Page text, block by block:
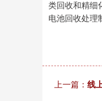
类回收和精细
电池回收处理
上一篇： 线